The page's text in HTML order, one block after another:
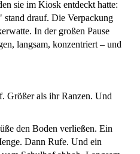
sie im Kiosk entdeckt hatte:
drauf. Die Verpackung
In der großen Pause
langsam, konzentriert – und
Größer als ihr Ranzen. Und
den Boden verließen. Ein
Dann Rufe. Und ein